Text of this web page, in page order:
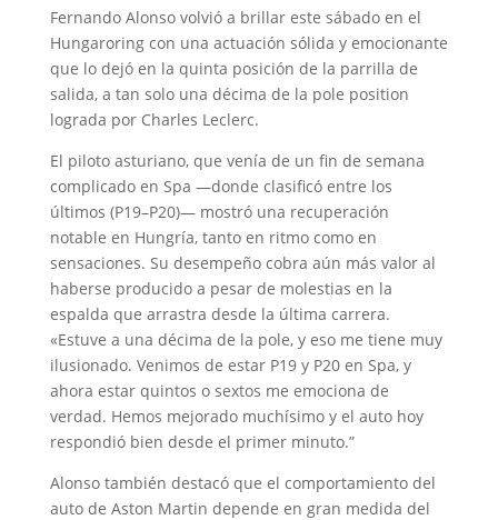
Fernando Alonso volvió a brillar este sábado en el
Hungaroring con una actuación sólida y emocionante
que lo dejó en la quinta posición de la parrilla de
salida, a tan solo una décima de la pole position
lograda por Charles Leclerc.
El piloto asturiano, que venía de un fin de semana
complicado en Spa —donde clasificó entre los
últimos (P19–P20)— mostró una recuperación
notable en Hungría, tanto en ritmo como en
sensaciones. Su desempeño cobra aún más valor al
haberse producido a pesar de molestias en la
espalda que arrastra desde la última carrera.
«Estuve a una décima de la pole, y eso me tiene muy
ilusionado. Venimos de estar P19 y P20 en Spa, y
ahora estar quintos o sextos me emociona de
verdad. Hemos mejorado muchísimo y el auto hoy
respondió bien desde el primer minuto.”
Alonso también destacó que el comportamiento del
auto de Aston Martin depende en gran medida del